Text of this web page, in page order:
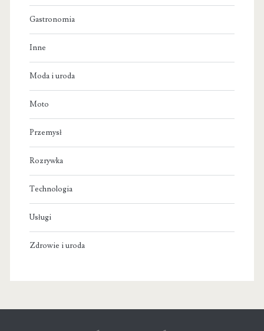
Gastronomia
Inne
Moda i uroda
Moto
Przemysł
Rozrywka
Technologia
Usługi
Zdrowie i uroda